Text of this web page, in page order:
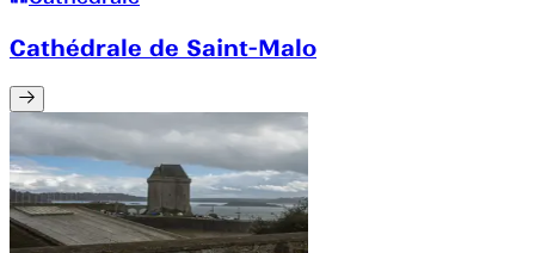
Cathédrale de Saint-Malo